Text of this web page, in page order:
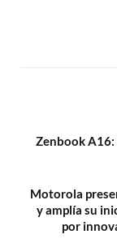
Zenbook A16:
Motorola
y amplía su
por